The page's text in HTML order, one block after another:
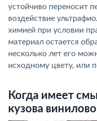
устойчиво переносит
воздействие
химией при условии
материал остается
несколько лет его
исходному цвету, или
Когда имеет
кузова